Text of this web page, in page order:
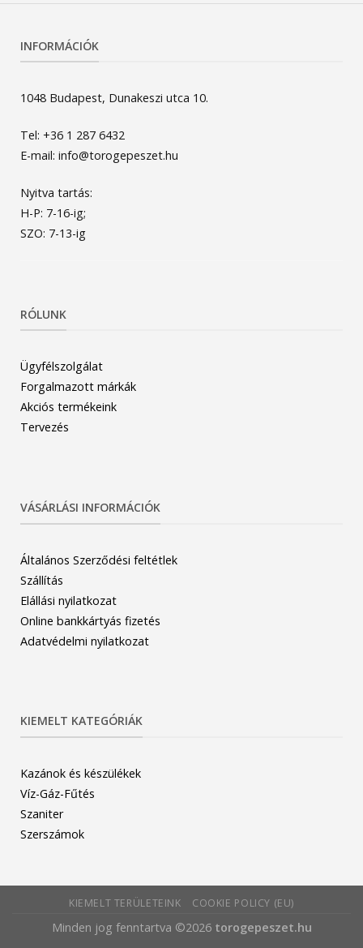
INFORMÁCIÓK
1048 Budapest, Dunakeszi utca 10.
Tel: +36 1 287 6432
E-mail: info@torogepeszet.hu
Nyitva tartás:
H-P: 7-16-ig;
SZO: 7-13-ig
RÓLUNK
Ügyfélszolgálat
Forgalmazott márkák
Akciós termékeink
Tervezés
VÁSÁRLÁSI INFORMÁCIÓK
Általános Szerződési feltétlek
Szállítás
Elállási nyilatkozat
Online bankkártyás fizetés
Adatvédelmi nyilatkozat
KIEMELT KATEGÓRIÁK
Kazánok és készülékek
Víz-Gáz-Fűtés
Szaniter
Szerszámok
KIEMELT TERÜLETEINK COOKIE POLICY (EU)
Minden jog fenntartva ©2026 torogepeszet.hu